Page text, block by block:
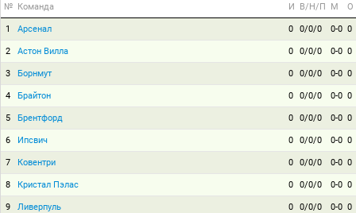
№ Команда И В/Н/П М О
1 Арсенал 0 0/0/0 0-0 0
2 Астон Вилла 0 0/0/0 0-0 0
3 Борнмут 0 0/0/0 0-0 0
4 Брайтон 0 0/0/0 0-0 0
5 Брентфорд 0 0/0/0 0-0 0
6 Ипсвич 0 0/0/0 0-0 0
7 Ковентри 0 0/0/0 0-0 0
8 Кристал Пэлас 0 0/0/0 0-0 0
9 Ливерпуль 0 0/0/0 0-0 0